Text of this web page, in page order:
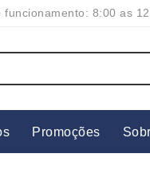
funcionamento: 8:00 as
Promoções